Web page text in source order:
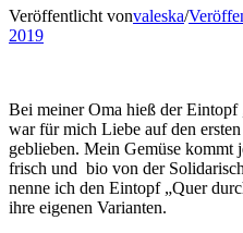
Veröffentlicht vonvaleska/
2019
Bei meiner Oma hieß der Eintopf
war für mich Liebe auf den
geblieben. Mein Gemüse kommt
frisch und bio von der
nenne ich den Eintopf „Quer
ihre eigenen Varianten.